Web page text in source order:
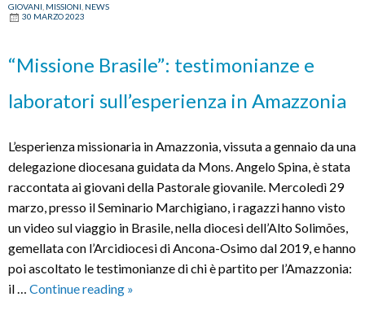
provenienti
tutto
mondo
GIOVANI MISSIONI NEWS
30 MARZO 2023
“Missione Brasile”: testimonianze e
laboratori sull’esperienza in Amazzonia
L’esperienza missionaria in Amazzonia, vissuta a gennaio da una
delegazione diocesana guidata da Mons. Angelo Spina, è stata
raccontata ai giovani della Pastorale giovanile. Mercoledì 29
marzo, presso il Seminario Marchigiano, i ragazzi hanno visto
un video sul viaggio in Brasile, nella diocesi dell’Alto Solimões,
gemellata con l’Arcidiocesi di Ancona-Osimo dal 2019, e hanno
poi ascoltato le testimonianze di chi è partito per l’Amazzonia:
il … Continue reading “Missione
»